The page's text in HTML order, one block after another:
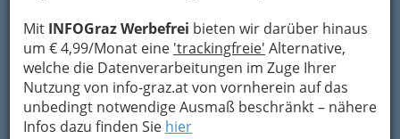
Mit INFOGraz Werbefrei bieten wir darüber hinaus
um € 4,99/Monat eine 'trackingfreie' Alternative,
welche die Datenverarbeitungen im Zuge Ihrer
Nutzung von info-graz.at von vornherein auf das
unbedingt notwendige Ausmaß beschränkt – nähere
Infos dazu finden Sie hier